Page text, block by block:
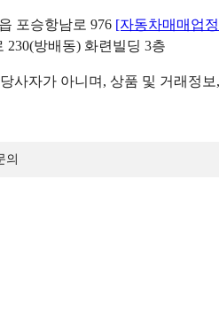
포승항남로 976 [자동차매매업
230(방배동) 화련빌딩 3층
자가 아니며, 상품 및 거래정
의